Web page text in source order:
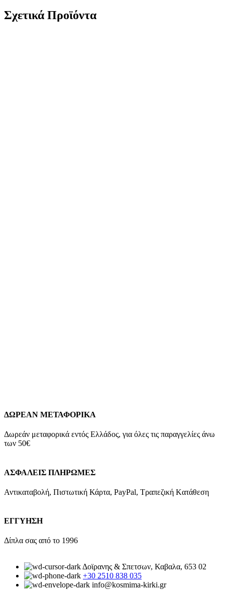
Σχετικά Προϊόντα
ΔΩΡΕΑΝ ΜΕΤΑΦΟΡΙΚΑ
Δωρεάν μεταφορικά εντός Ελλάδος, για όλες τις παραγγελίες άνω
των 50€
ΑΣΦΑΛΕΙΣ ΠΛΗΡΩΜΕΣ
Αντικαταβολή, Πιστωτική Κάρτα, PayPal, Τραπεζική Kατάθεση
ΕΓΓΥΗΣΗ
Δίπλα σας από το 1996
Δοϊρανης & Σπετσων, Καβαλα, 653 02
+30 2510 838 035
info@kosmima-kirki.gr